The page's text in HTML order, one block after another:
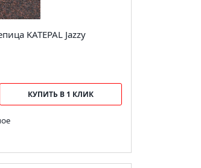
KATEPAL Jazzy
КУПИТЬ В 1 КЛИК